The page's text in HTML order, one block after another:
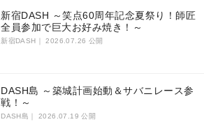
新宿DASH ～笑点60周年記念夏祭り！師匠
全員参加で巨大お好み焼き！～
新宿DASH｜ 2026.07.26 公開
DASH島 ～築城計画始動＆サバニレース参
戦！～
DASH島｜ 2026.07.19 公開